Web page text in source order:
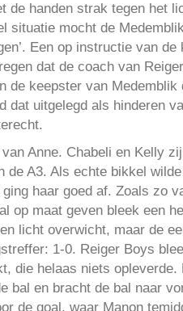
de handen strak tegen het
situatie mocht de
Een op instructie van
dat de coach van
de keepster van
dat uitgelegd als hinderen
Anne. Chabeli en Kelly
A3. Als echte bikkel
haar goed af. Zoals zo
op maat geven bleek een
licht overwicht, maar de
1-0. Reiger Boys
die helaas niets
bal en bracht de bal naar
de goal, waar Manon